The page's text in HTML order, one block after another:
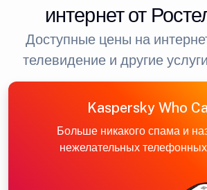
интернет от
Доступные цены на
телевидение и другие
Kaspersky Who
Больше никакого спама и
нежелательных